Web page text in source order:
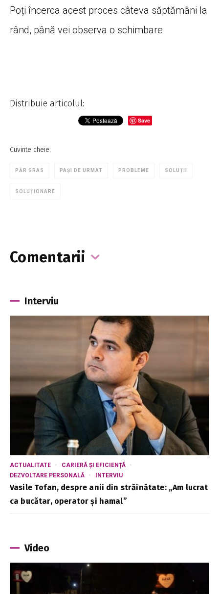
Poți încerca acest proces câteva săptămâni la
rând, până vei observa o schimbare.
Distribuie articolul:
Save
Cuvinte cheie:
PĂR GRAS PAȘI DE URMAT PROBLEME SOLUȚII
SOLUȚIONARE
Comentarii
Interviu
ACTUALITATE
CARIERĂ ȘI EFICIENȚĂ
DEZVOLTARE PERSONALĂ
INTERVIU
Vasile Tofan, despre anii din străinătate: „Am lucrat
ca bucătar, operator și hamal”
Video